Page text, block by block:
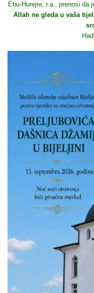
Ebu-Hurejre, r.a., prenosi da
Allah ne gleda u vaša